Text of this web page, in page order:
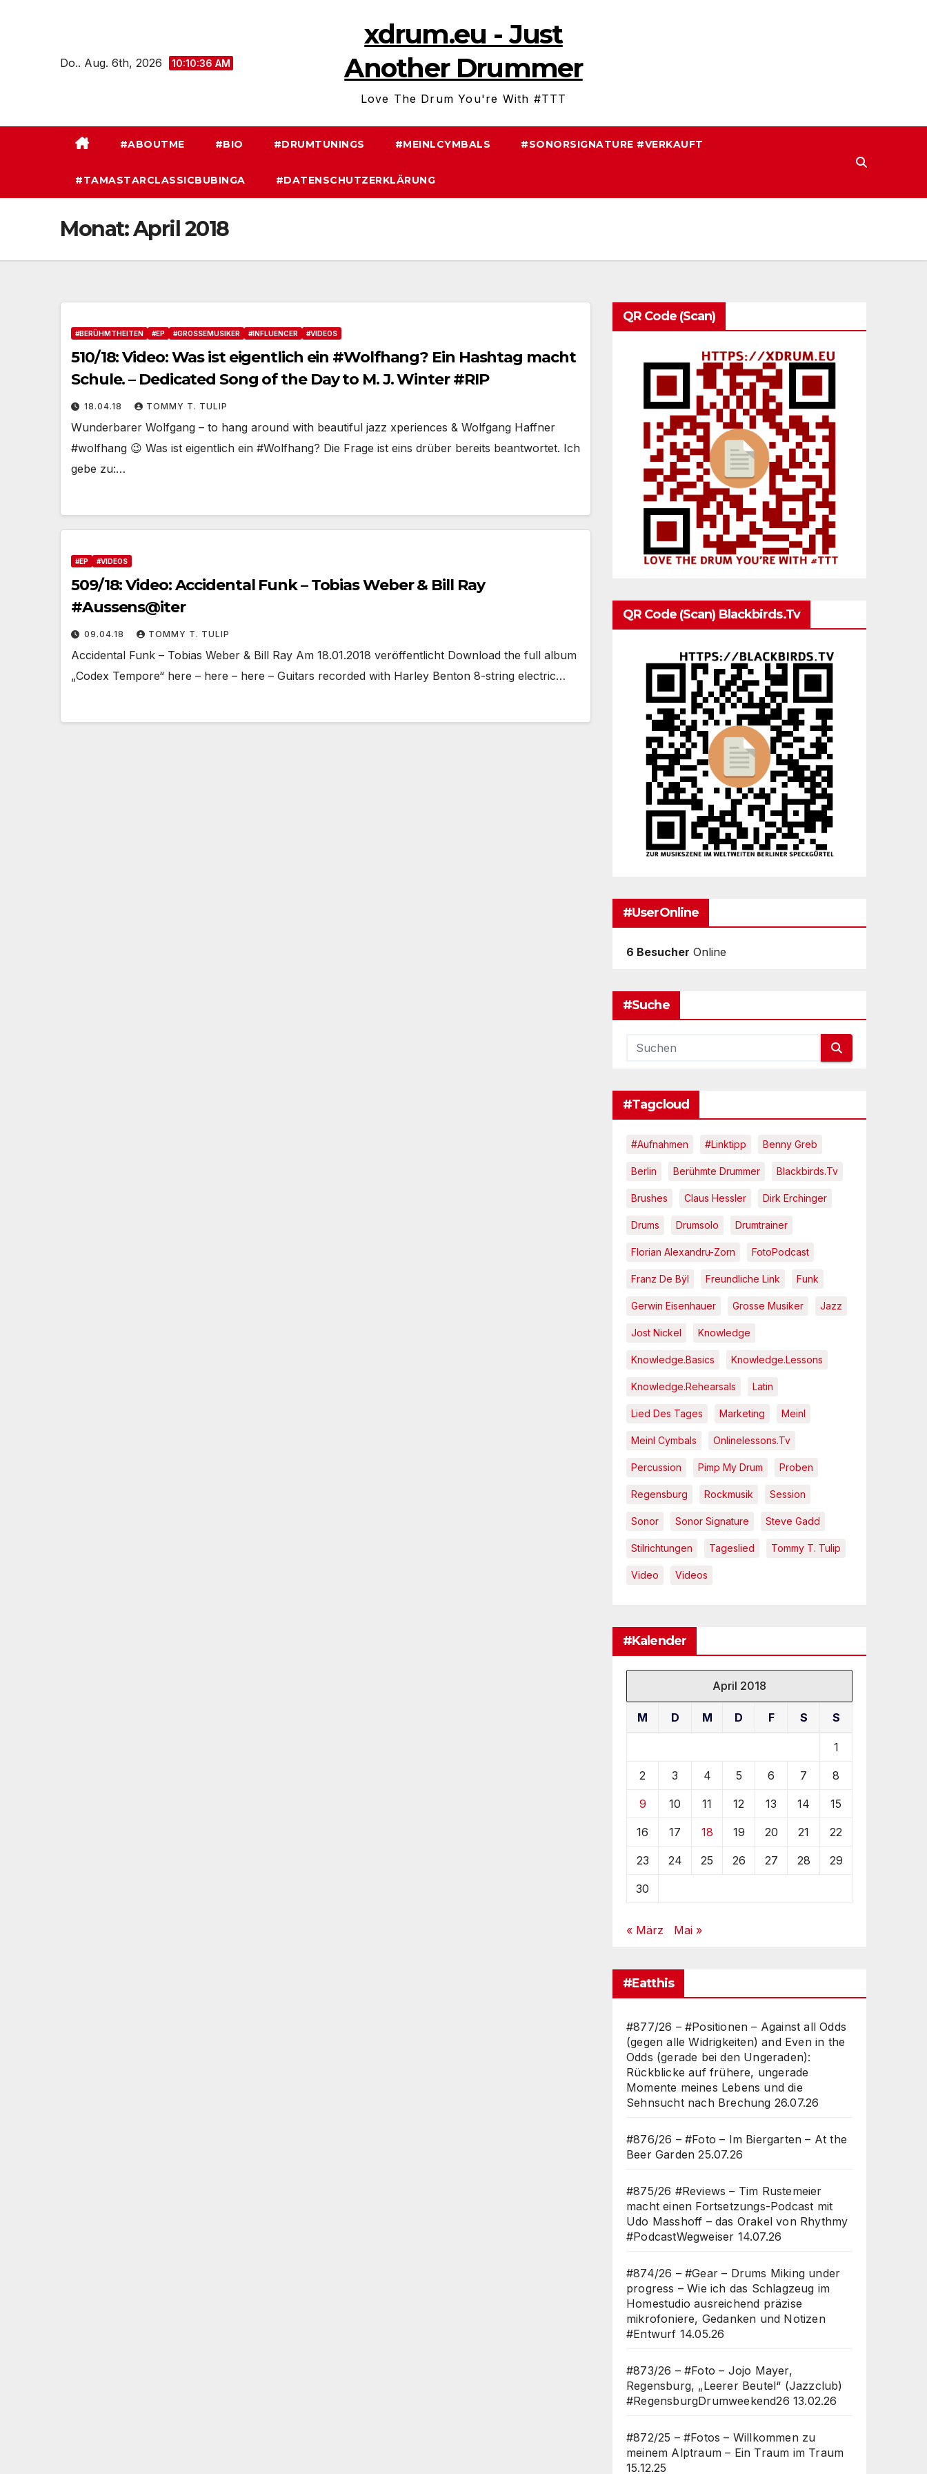
Do.. Aug. 6th, 2026
10:10:37 AM
xdrum.eu - Just
Another Drummer
Love The Drum You're With #TTT
#ABOUTME #BIO #DRUMTUNINGS #MEINLCYMBALS #SONORSIGNATURE #VERKAUFT
#TAMASTARCLASSICBUBINGA #DATENSCHUTZERKLÄRUNG
Monat:April 2018
#BERÜHMTHEITEN #EP #GROSSEMUSIKER #INFLUENCER #VIDEOS
510/18: Video: Was ist eigentlich ein #Wolfhang? Ein Hashtag macht
Schule. – Dedicated Song of the Day to M. J. Winter #RIP
18.04.18 TOMMY T. TULIP
Wunderbarer Wolfgang – to hang around with beautiful jazz xperiences & Wolfgang Haffner
#wolfhang 😉 Was ist eigentlich ein #Wolfhang? Die Frage ist eins drüber bereits beantwortet. Ich
gebe zu:…
#EP #VIDEOS
509/18: Video: Accidental Funk – Tobias Weber & Bill Ray
#Aussens@iter
09.04.18 TOMMY T. TULIP
Accidental Funk – Tobias Weber & Bill Ray Am 18.01.2018 veröffentlicht Download the full album
„Codex Tempore“ here – here – here – Guitars recorded with Harley Benton 8-string electric…
QR Code (Scan)
QR Code (Scan) Blackbirds.tv
#UserOnline
6 Besucher Online
#Suche
#Tagcloud
#Aufnahmen #Linktipp Benny Greb
Berlin Berühmte Drummer Blackbirds.tv
Brushes Claus Hessler Dirk Erchinger
Drums Drumsolo Drumtrainer
Florian Alexandru-Zorn FotoPodcast
Franz De Bÿl Freundliche Link Funk
Gerwin Eisenhauer Grosse Musiker Jazz
Jost Nickel Knowledge
Knowledge.Basics Knowledge.Lessons
Knowledge.Rehearsals Latin
Lied Des Tages Marketing Meinl
Meinl Cymbals Onlinelessons.tv
Percussion Pimp My Drum Proben
Regensburg Rockmusik Session
Sonor Sonor Signature Steve Gadd
Stilrichtungen Tageslied Tommy T. Tulip
Video Videos
#Kalender
April 2018
M D M D F S S
1
2 3 4 5 6 7 8
9 10 11 12 13 14 15
16 17 18 19 20 21 22
23 24 25 26 27 28 29
30
« März Mai »
#Eatthis
#877/26 – #Positionen – Against all Odds
(gegen alle Widrigkeiten) and Even in the
Odds (gerade bei den Ungeraden):
Rückblicke auf frühere, ungerade
Momente meines Lebens und die
Sehnsucht nach Brechung 26.07.26
#876/26 – #Foto – Im Biergarten – At the
Beer Garden 25.07.26
#875/26 #Reviews – Tim Rustemeier
macht einen Fortsetzungs-Podcast mit
Udo Masshoff – das Orakel von Rhythmy
#PodcastWegweiser 14.07.26
#874/26 – #Gear – Drums Miking under
progress – Wie ich das Schlagzeug im
Homestudio ausreichend präzise
mikrofoniere, Gedanken und Notizen
#Entwurf 14.05.26
#873/26 – #Foto – Jojo Mayer,
Regensburg, „Leerer Beutel“ (Jazzclub)
#RegensburgDrumweekend26 13.02.26
#872/25 – #Fotos – Willkommen zu
meinem Alptraum – Ein Traum im Traum
15.12.25